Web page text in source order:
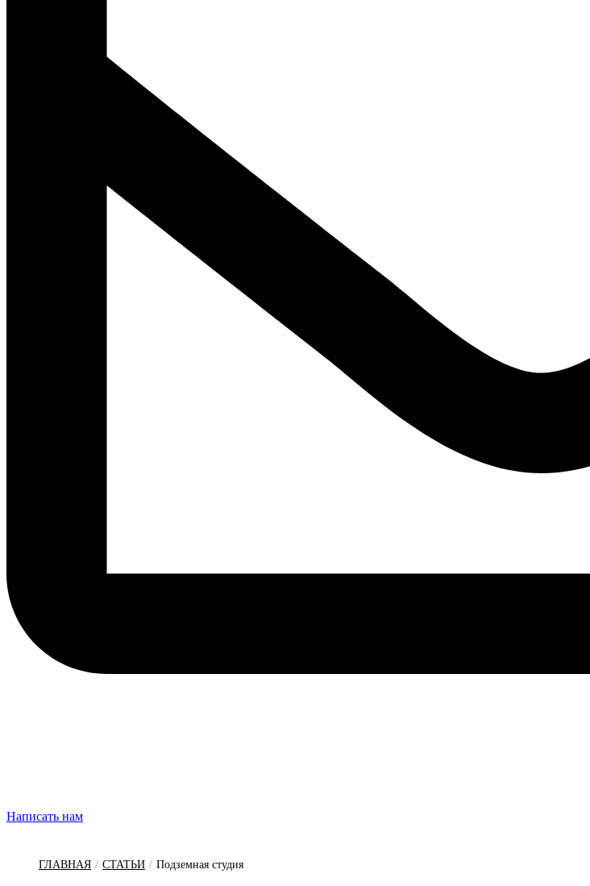
Написать нам
ГЛАВНАЯ / СТАТЬИ / Подземная студия